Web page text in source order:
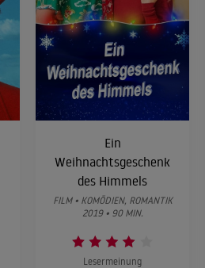
Ein
Weihnachtsgeschenk
des Himmels
FILM • KOMÖDIEN, ROMANTIK
2019 • 90 MIN.
Lesermeinung